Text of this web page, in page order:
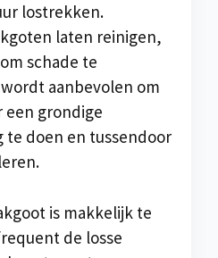
lostrekken.
laten reinigen,
schade te
aanbevolen om
een grondige
te doen en tussendoor
is makkelijk te
de losse